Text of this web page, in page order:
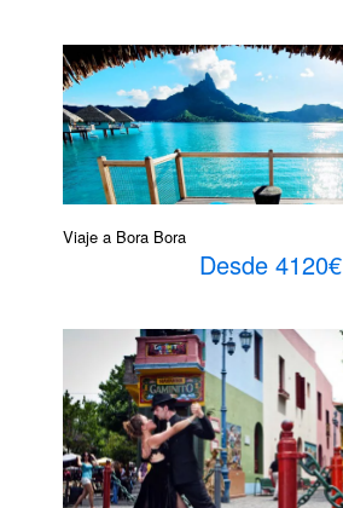
Viaje a Bora Bora
Desde 4120€